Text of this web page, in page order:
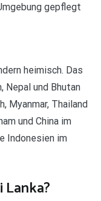
gepflegt
heimisch. Das
Nepal und Bhutan
Myanmar, Thailand
und China im
Indonesien im
Lanka?